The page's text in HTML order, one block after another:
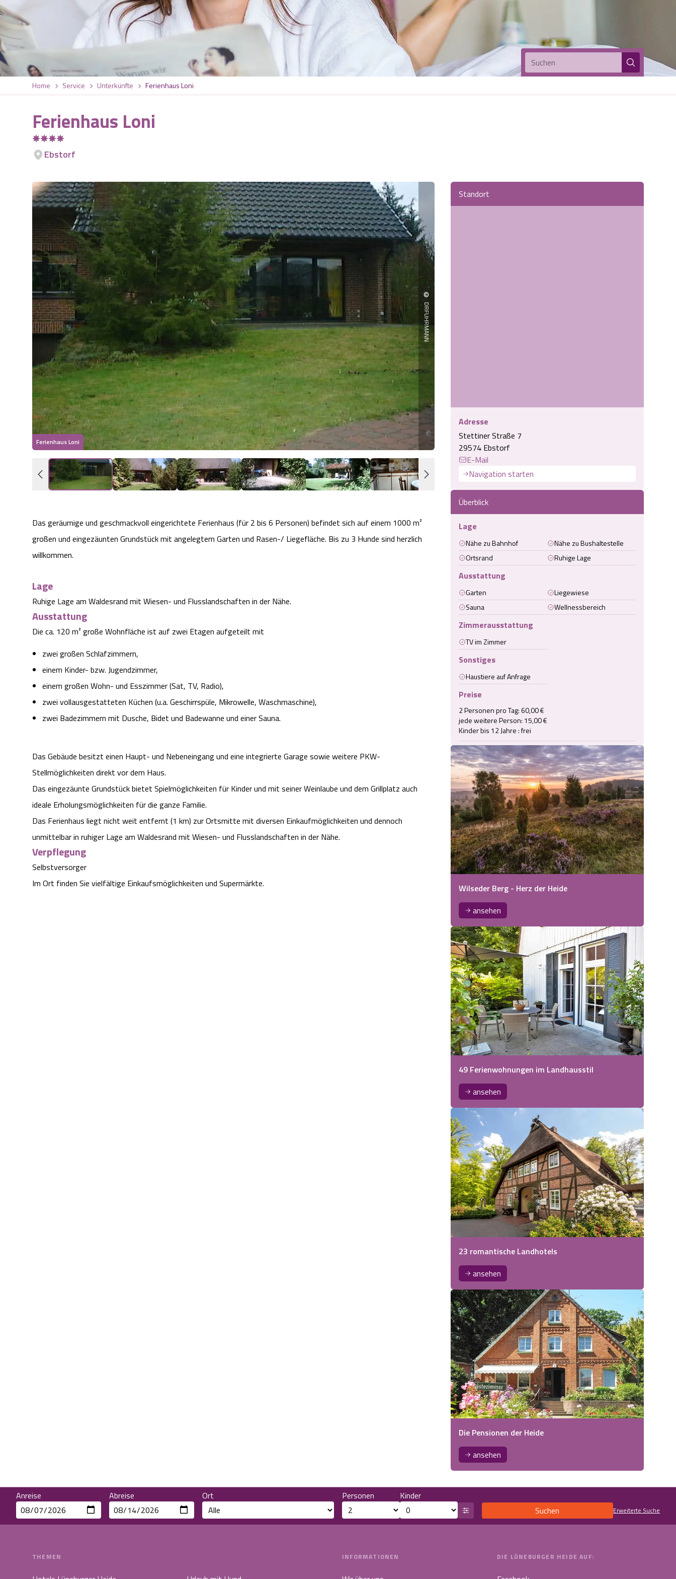
Suchen
Home Service Unterkünfte Ferienhaus Loni
Ferienhaus Loni
Ebstorf
Ferienhaus Loni
©
DRFUHRMANN
Außenansicht Ferienhaus Loni
Das geräumige und geschmackvoll eingerichtete Ferienhaus (für 2 bis 6 Personen) befindet sich auf einem 1000 m²
großen und eingezäunten Grundstück mit angelegtem Garten und Rasen-/ Liegefläche. Bis zu 3 Hunde sind herzlich
willkommen.
Lage
Ruhige Lage am Waldesrand mit Wiesen- und Flusslandschaften in der Nähe.
Ausstattung
Die ca. 120 m² große Wohnfläche ist auf zwei Etagen aufgeteilt mit
zwei großen Schlafzimmern,
einem Kinder- bzw. Jugendzimmer,
einem großen Wohn- und Esszimmer (Sat, TV, Radio),
zwei vollausgestatteten Küchen (u.a. Geschirrspüle, Mikrowelle, Waschmaschine),
zwei Badezimmern mit Dusche, Bidet und Badewanne und einer Sauna.
Das Gebäude besitzt einen Haupt- und Nebeneingang und eine integrierte Garage sowie weitere PKW-
Stellmöglichkeiten direkt vor dem Haus.
Das eingezäunte Grundstück bietet Spielmöglichkeiten für Kinder und mit seiner Weinlaube und dem Grillplatz auch
ideale Erholungsmöglichkeiten für die ganze Familie.
Das Ferienhaus liegt nicht weit entfernt (1 km) zur Ortsmitte mit diversen Einkaufmöglichkeiten und dennoch
unmittelbar in ruhiger Lage am Waldesrand mit Wiesen- und Flusslandschaften in der Nähe.
Verpflegung
Selbstversorger
Im Ort finden Sie vielfältige Einkaufsmöglichkeiten und Supermärkte.
Standort
Adresse
Stettiner Straße 7
29574 Ebstorf
E-Mail
Navigation starten
Überblick
Lage
Nähe zu Bahnhof
Nähe zu Bushaltestelle
Ortsrand
Ruhige Lage
Ausstattung
Garten
Liegewiese
Sauna
Wellnessbereich
Zimmerausstattung
TV im Zimmer
Sonstiges
Haustiere auf Anfrage
Preise
2 Personen pro Tag: 60,00 €
jede weitere Person: 15,00 €
Kinder bis 12 Jahre : frei
Wilseder Berg - Herz der Heide
ansehen
49 Ferienwohnungen im Landhausstil
ansehen
23 romantische Landhotels
ansehen
Die Pensionen der Heide
ansehen
Anreise Abreise Ort Personen
Kinder
Suchen
Erweiterte Suche
THEMEN INFORMATIONEN DIE LÜNEBURGER HEIDE AUF: